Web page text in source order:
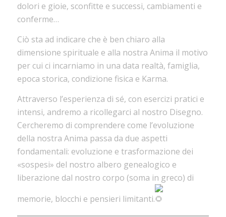
dolori e gioie, sconfitte e successi, cambiamenti e
conferme…
Ciò sta ad indicare che è ben chiaro alla
dimensione spirituale e alla nostra Anima il motivo
per cui ci incarniamo in una data realtà, famiglia,
epoca storica, condizione fisica e Karma.
Attraverso l’esperienza di sé, con esercizi pratici e
intensi, andremo a ricollegarci al nostro Disegno.
Cercheremo di comprendere come l’evoluzione
della nostra Anima passa da due aspetti
fondamentali: evoluzione e trasformazione dei
«sospesi» del nostro albero genealogico e
liberazione dal nostro corpo (soma in greco) di
memorie, blocchi e pensieri limitanti.